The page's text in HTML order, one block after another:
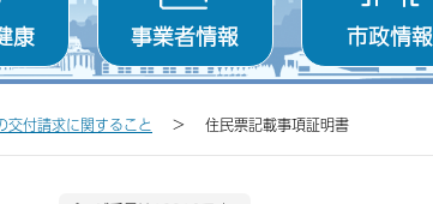
康 事業者情報 市政情報
交付請求に関すること 住民票記載事項証明書